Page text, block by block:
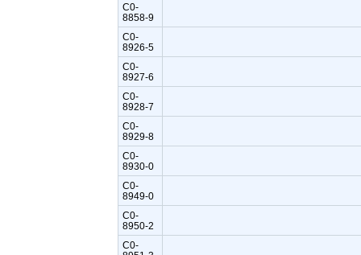
C0-
8858-9
C0-
8926-5
C0-
8927-6
C0-
8928-7
C0-
8929-8
C0-
8930-0
C0-
8949-0
C0-
8950-2
C0-